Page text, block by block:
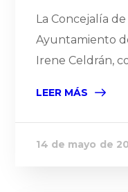
La Concejalía de
Ayuntamiento
Irene Celdrán,
LEER MÁS
14 de mayo de